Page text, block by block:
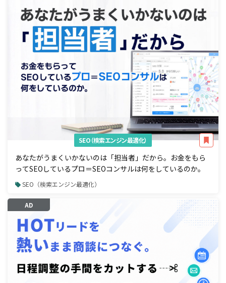
SEO（検索エンジン最適化）
あなたがうまくいかないのは「担当者」だから。お金をもら
ってSEOしているプロ＝SEOコンサルは何をしているのか。
SEO（検索エンジン最適化）
AD